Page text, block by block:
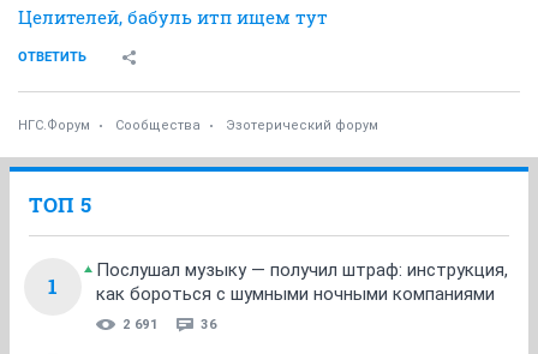
Целителей, бабуль итп ищем тут
ОТВЕТИТЬ
НГС.Форум Сообщества Эзотерический форум
ТОП 5
1
Послушал музыку — получил штраф: инструкция,
как бороться с шумными ночными компаниями
2 691 36